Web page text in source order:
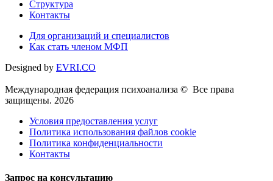
Структура
Контакты
Для организаций и специалистов
Как стать членом МФП
Designed by EVRI.CO
Международная федерация психоанализа © Все права
защищены. 2026
Условия предоставления услуг
Политика использования файлов cookie
Политика конфиденциальности
Контакты
Запрос на консультацию